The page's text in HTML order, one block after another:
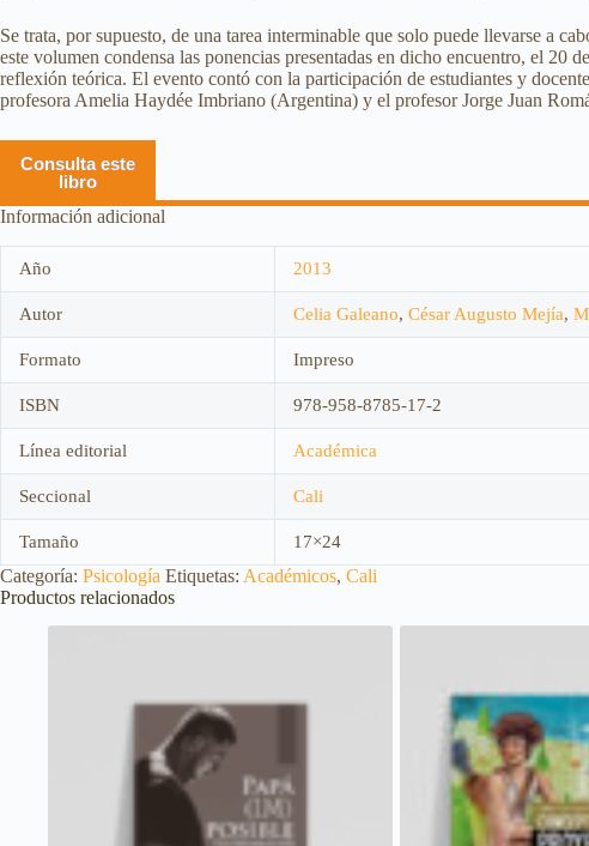
Se trata, por supuesto, de una tarea interminable que solo puede llevarse a
este volumen condensa las ponencias presentadas en dicho encuentro, el
reflexión teórica. El evento contó con la participación de estudiantes y
profesora Amelia Haydée Imbriano (Argentina) y el profesor Jorge Juan
Consulta este
libro
Información adicional
Año 2013
Autor Celia Galeano, César Augusto Mejía,
Formato Impreso
ISBN 978-958-8785-17-2
Línea editorial Académica
Seccional Cali
Tamaño 17×24
Categoría: Psicología Etiquetas: Académicos, Cali
Productos relacionados